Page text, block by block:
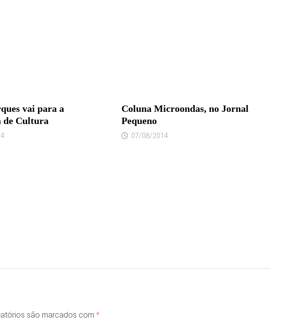
vai para a
de Cultura
Coluna Microondas, no Jornal
Pequeno
07/08/2014
são marcados com *